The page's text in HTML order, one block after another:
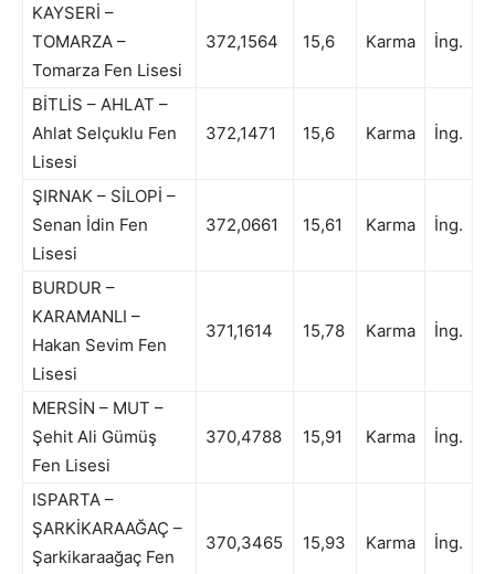
KAYSERİ –
TOMARZA –
Tomarza Fen Lisesi
372,1564 15,6 Karma İng.
BİTLİS – AHLAT –
Ahlat Selçuklu Fen
Lisesi
372,1471 15,6 Karma İng.
ŞIRNAK – SİLOPİ –
Senan İdin Fen
Lisesi
372,0661 15,61 Karma İng.
BURDUR –
KARAMANLI –
Hakan Sevim Fen
Lisesi
371,1614 15,78 Karma İng.
MERSİN – MUT –
Şehit Ali Gümüş
Fen Lisesi
370,4788 15,91 Karma İng.
ISPARTA –
ŞARKİKARAAĞAÇ –
Şarkikaraağaç Fen
370,3465 15,93 Karma İng.